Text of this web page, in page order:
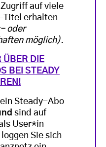
auf viele
Titel erhalten
oder
möglich).
ÜBER DIE
BEI STEADY
Steady-Abo
sind auf
User*in
Sie sich